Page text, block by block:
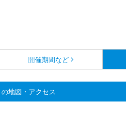
開催期間など
地図・アクセス